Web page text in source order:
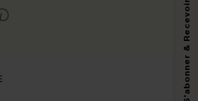
e-mail, vous acceptez de recevoir des e-mails
généré par l'IA) de Cupshe et
et nos offres, et de vous recommander des
Politique deS'abonner & Recevoir le code